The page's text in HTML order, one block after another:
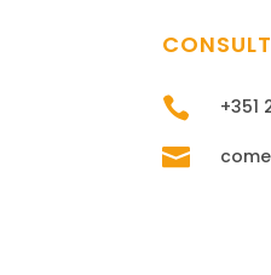
 +351
